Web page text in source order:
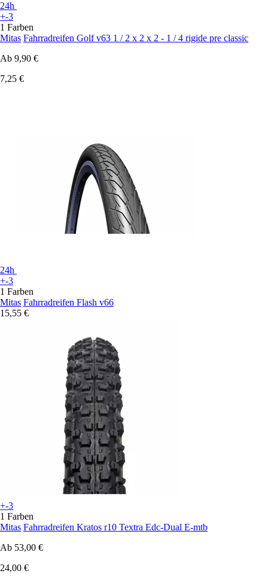
24h
+-3
1 Farben
Mitas Fahrradreifen Golf v63 1 / 2 x 2 x 2 - 1 / 4 rigide pre classic
Ab 9,90 €
7,25 €
24h
+-3
1 Farben
Mitas Fahrradreifen Flash v66
15,55 €
+-3
1 Farben
Mitas Fahrradreifen Kratos r10 Textra Edc-Dual E-mtb
Ab 53,00 €
24,00 €